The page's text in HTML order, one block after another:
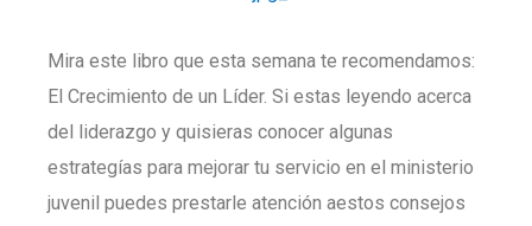
Mira este libro que esta semana te recomendamos:
El Crecimiento de un Líder. Si estas leyendo acerca
del liderazgo y quisieras conocer algunas
estrategías para mejorar tu servicio en el ministerio
juvenil puedes prestarle atención aestos consejos